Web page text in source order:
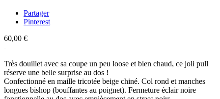
Partager
Pinterest
60,00 €
Très douillet avec sa coupe un peu loose et bien chaud, ce joli pull
réserve une belle surprise au dos !
Confectionné en maille tricotée beige chiné. Col rond et manches
longues bishop (bouffantes au poignet). Fermeture éclair noire